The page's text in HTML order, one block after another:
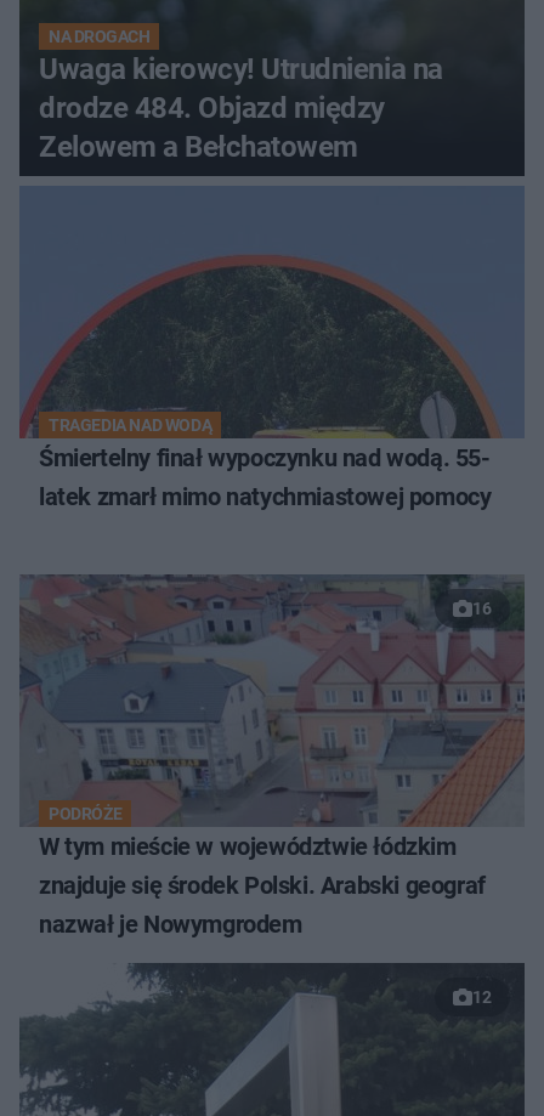
NA DROGACH
Uwaga kierowcy! Utrudnienia na
drodze 484. Objazd między
Zelowem a Bełchatowem
TRAGEDIA NAD WODĄ
Śmiertelny finał wypoczynku nad wodą. 55-
latek zmarł mimo natychmiastowej pomocy
16
PODRÓŻE
W tym mieście w województwie łódzkim
znajduje się środek Polski. Arabski geograf
nazwał je Nowymgrodem
12